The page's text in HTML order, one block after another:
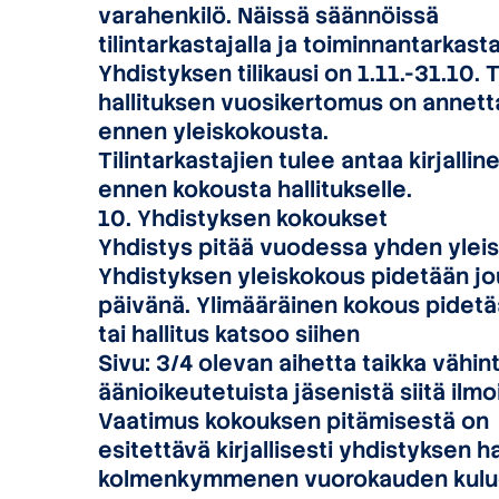
varahenkilö. Näissä säännöissä
tilintarkastajalla ja
Yhdistyksen tilikausi on 1.11.-
hallituksen vuosikertomus on
ennen yleiskokousta.
Tilintarkastajien tulee antaa
ennen kokousta hallitukselle.
10. Yhdistyksen kokoukset
Yhdistys pitää vuodessa yhden
Yhdistyksen yleiskokous pidetään
päivänä. Ylimääräinen kokous
tai hallitus katsoo siihen
Sivu: 3/4 olevan aihetta taikka
äänioikeutetuista jäsenistä siitä
Vaatimus kokouksen pitämisestä on
esitettävä kirjallisesti yhdistyksen
kolmenkymmenen vuorokauden